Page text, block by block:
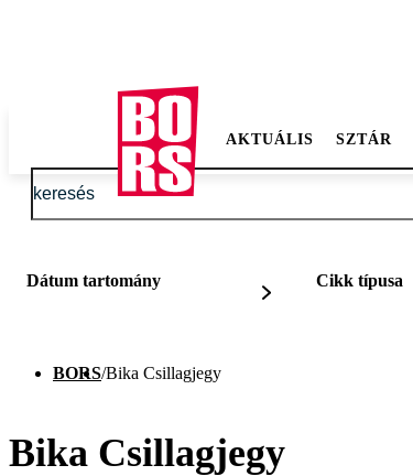
AKTUÁLIS SZTÁR
Dátum tartomány Cikk típusa
BORS/Bika Csillagjegy
Bika Csillagjegy